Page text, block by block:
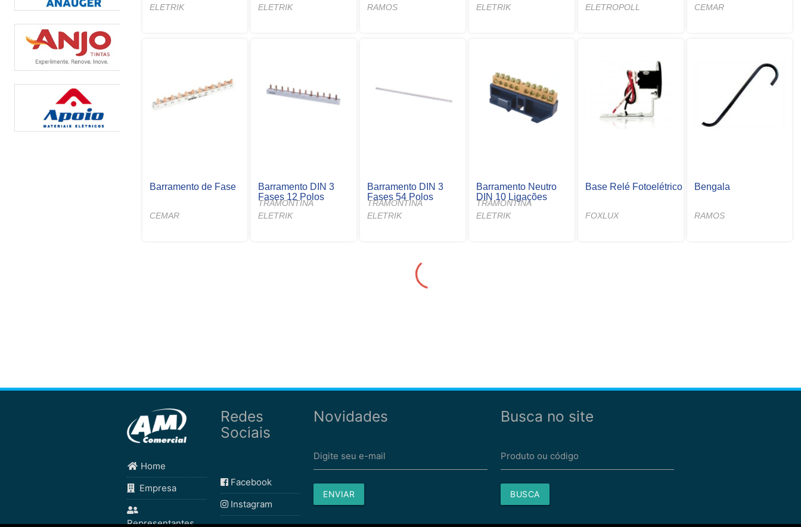
ELETRIK
ELETRIK
RAMOS
ELETRIK
ELETROPOLL CEMAR
Barramento de Fase
CEMAR
Barramento DIN 3
Fases 12 Polos
TRAMONTINA
ELETRIK
Barramento DIN 3
Fases 54 Polos
TRAMONTINA
ELETRIK
Barramento Neutro
DIN 10 Ligações
TRAMONTINA
ELETRIK
Base Relé Fotoelétrico
FOXLUX
Bengala
RAMOS
Home
Empresa
Representantes
Redes
Sociais
Facebook
Instagram
Novidades
Digite seu e-mail
ENVIAR
Busca no site
Produto ou código
BUSCA